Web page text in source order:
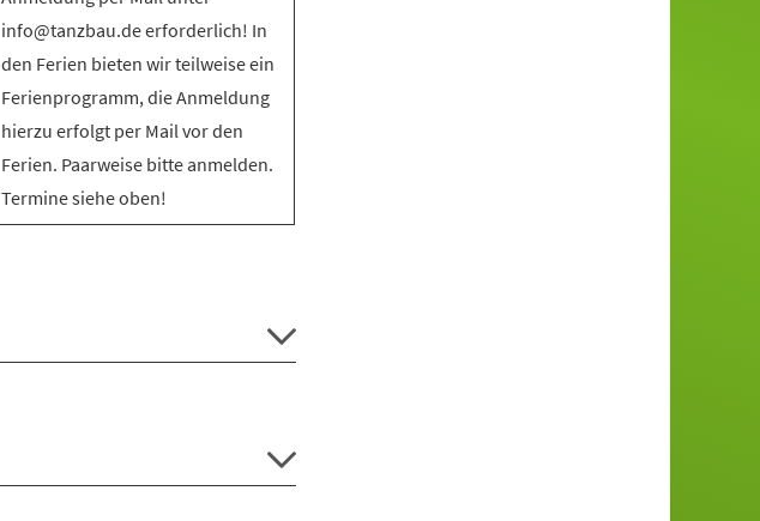
info@tanzbau.de erforderlich! In
den Ferien bieten wir teilweise ein
Ferienprogramm, die Anmeldung
hierzu erfolgt per Mail vor den
Ferien. Paarweise bitte anmelden.
Termine siehe oben!